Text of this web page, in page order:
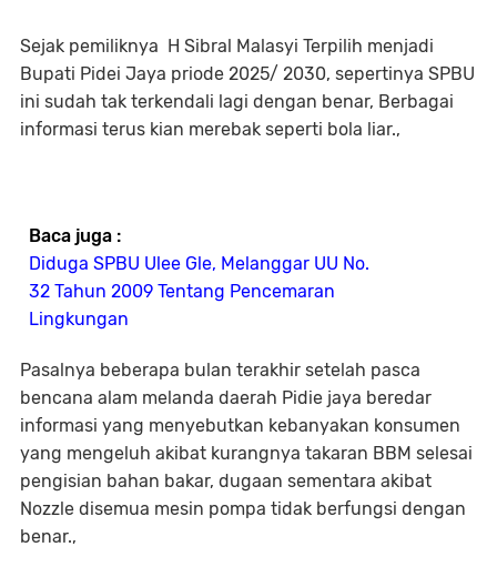
Sejak pemiliknya H Sibral Malasyi Terpilih menjadi
Bupati Pidei Jaya priode 2025/ 2030, sepertinya SPBU
ini sudah tak terkendali lagi dengan benar, Berbagai
informasi terus kian merebak seperti bola liar.,
Baca juga :
Diduga SPBU Ulee Gle, Melanggar UU No.
32 Tahun 2009 Tentang Pencemaran
Lingkungan
Pasalnya beberapa bulan terakhir setelah pasca
bencana alam melanda daerah Pidie jaya beredar
informasi yang menyebutkan kebanyakan konsumen
yang mengeluh akibat kurangnya takaran BBM selesai
pengisian bahan bakar, dugaan sementara akibat
Nozzle disemua mesin pompa tidak berfungsi dengan
benar.,